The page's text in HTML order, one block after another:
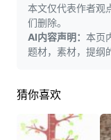
本文仅代表作者观
们删除。
AI内容声明： 本页
题材，素材，提纲
猜你喜欢